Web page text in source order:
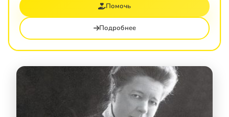
Помочь
Подробнее